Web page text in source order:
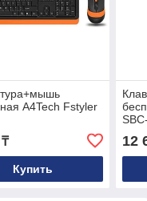
A4Tech Fstyler
Купить
12